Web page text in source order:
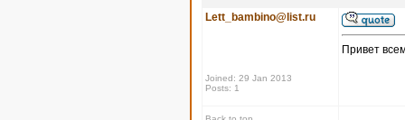
Lett_bambino@list.ru
Joined: 29 Jan 2013
Posts: 1
Привет